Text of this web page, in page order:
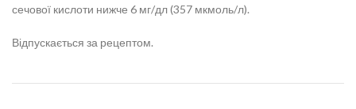
сечової кислоти нижче 6 мг/дл (357 мкмоль/л).
Відпускається за рецептом.